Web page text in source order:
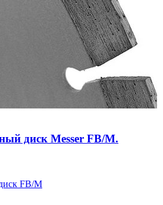
диск Messer FB/M.
FB/M